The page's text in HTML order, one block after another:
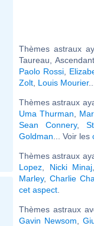
Thèmes astraux
Taureau,
Paolo Rossi,
Zolt Louis Mourier
Thèmes astraux
Uma Thurman
Sean Connery,
Goldman ... Voir les
Thèmes astraux
Lopez
Nicki Minaj
Marley,Charlie
cet aspect
Thèmes astraux
Gavin Newsom